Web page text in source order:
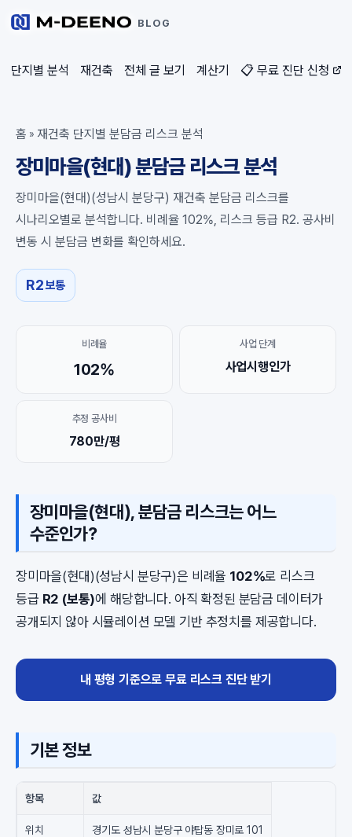
BLOG
단지별 분석 재건축 전체 글 보기 계산기 📋 무료 진단 신청
홈 » 재건축 단지별 분담금 리스크 분석
장미마을(현대) 분담금 리스크 분석
장미마을(현대)(성남시 분당구) 재건축 분담금 리스크를
시나리오별로 분석합니다. 비례율 102%, 리스크 등급 R2. 공사비
변동 시 분담금 변화를 확인하세요.
R2보통
비례율
102%
사업 단계
사업시행인가
추정 공사비
780만/평
장미마을(현대), 분담금 리스크는 어느
수준인가?
장미마을(현대)(성남시 분당구)은 비례율 102%로 리스크
등급 R2 (보통)에 해당합니다. 아직 확정된 분담금 데이터가
공개되지 않아 시뮬레이션 모델 기반 추정치를 제공합니다.
내 평형 기준으로 무료 리스크 진단 받기
기본 정보
항목 값
위치 경기도 성남시 분당구 야탑동 장미로 101